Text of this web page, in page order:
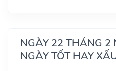
NGÀY 22 THÁNG
NGÀY TỐT HAY